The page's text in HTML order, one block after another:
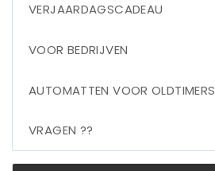
VERJAARDAGSCADEAU
VOOR BEDRIJVEN
AUTOMATTEN VOOR OLDTIMERS
VRAGEN ??